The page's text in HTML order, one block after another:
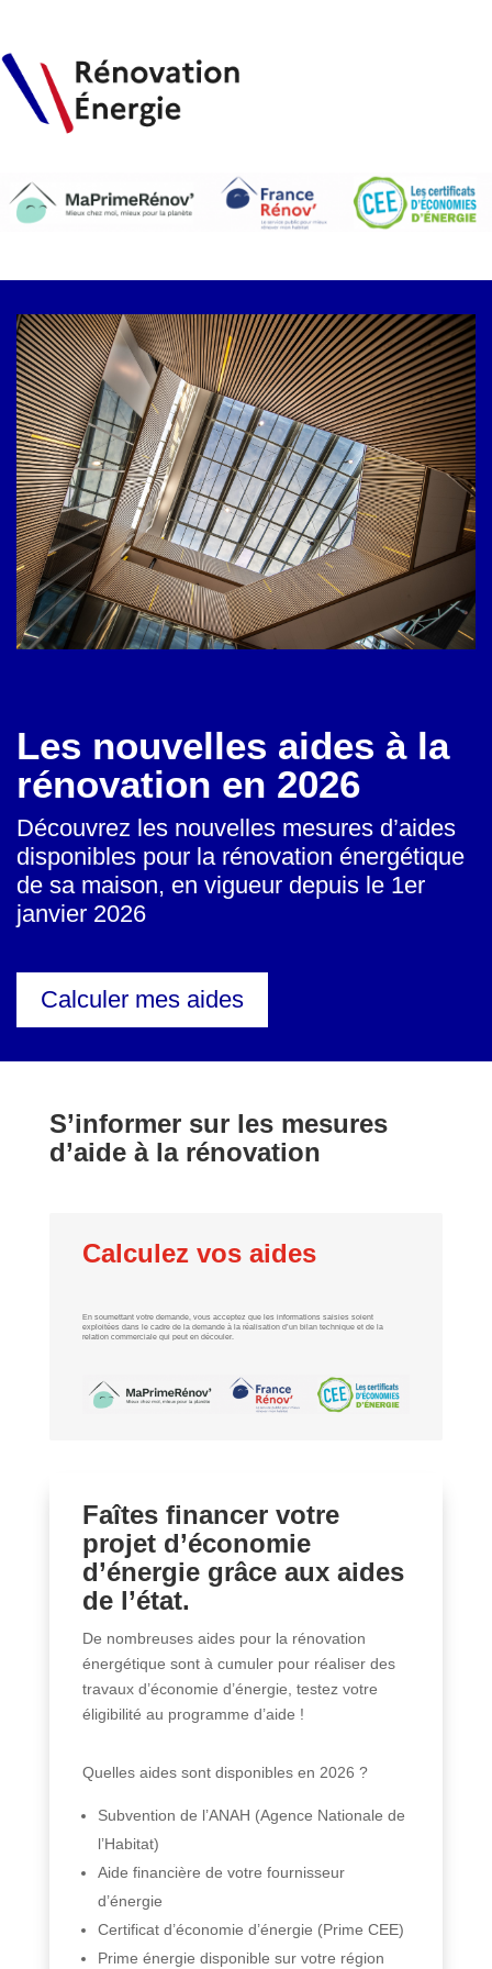
Les nouvelles aides à la
rénovation en 2026
Découvrez les nouvelles mesures d’aides
disponibles pour la rénovation énergétique
de sa maison, en vigueur depuis le 1er
janvier 2026
Calculer mes aides
S’informer sur les mesures
d’aide à la rénovation
Calculez vos aides
En soumettant votre demande, vous acceptez que les informations saisies soient
exploitées dans le cadre de la demande à la réalisation d’un bilan technique et de la
relation commerciale qui peut en découler.
Faîtes financer votre
projet d’économie
d’énergie grâce aux aides
de l’état.
De nombreuses aides pour la rénovation
énergétique sont à cumuler pour réaliser des
travaux d’économie d’énergie, testez votre
éligibilité au programme d’aide !
Quelles aides sont disponibles en 2026 ?
Subvention de l’ANAH (Agence Nationale de
l’Habitat)
Aide financière de votre fournisseur
d’énergie
Certificat d’économie d’énergie (Prime CEE)
Prime énergie disponible sur votre région